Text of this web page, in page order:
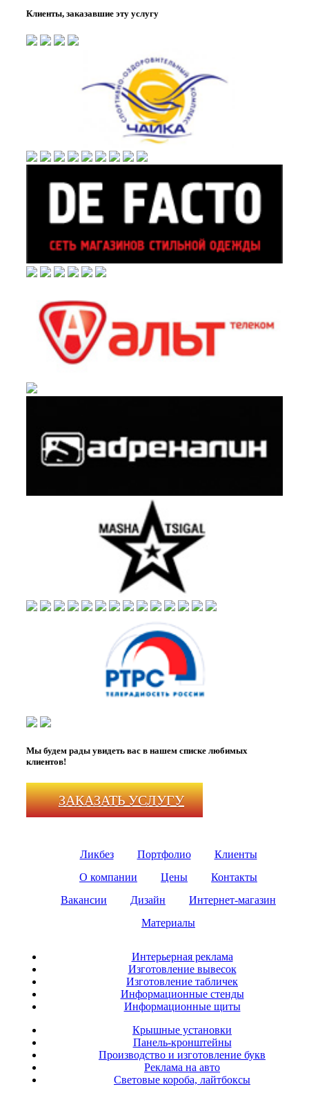
Клиенты, заказавшие эту услугу
Мы будем рады увидеть вас в нашем списке любимых
клиентов!
ЗАКАЗАТЬ УСЛУГУ
Ликбез Портфолио
Клиенты
О компании
Цены
Контакты
Вакансии
Дизайн
Интернет-магазин
Материалы
Интерьерная реклама
Изготовление вывесок
Изготовление табличек
Информационные стенды
Информационные щиты
Крышные установки
Панель-кронштейны
Производство и изготовление букв
Реклама на авто
Световые короба, лайтбоксы